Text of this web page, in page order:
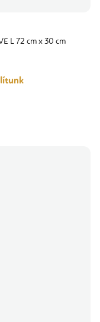
L 72 cm x 30 cm